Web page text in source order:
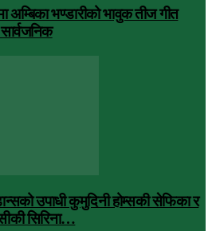
अम्बिका भण्डारीको भावुक तीज गीत
उपाधी कुमुदिनी होम्सकी सेफिका र
सिरिना…